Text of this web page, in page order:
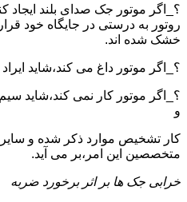
؟_اگر موتور جک صدای بلند ایجاد
روتور به درستی در جایگاه خود
خشک شده اند.
؟_اگر موتور داغ می کند،شاید ایراد
؟_اگر موتور کار نمی کند،شاید
و
کار تشخیص موارد ذکر شده و سایر
متخصصین این امر،بر می آید.
خرابی جک ها بر اثر برخورد ضربه